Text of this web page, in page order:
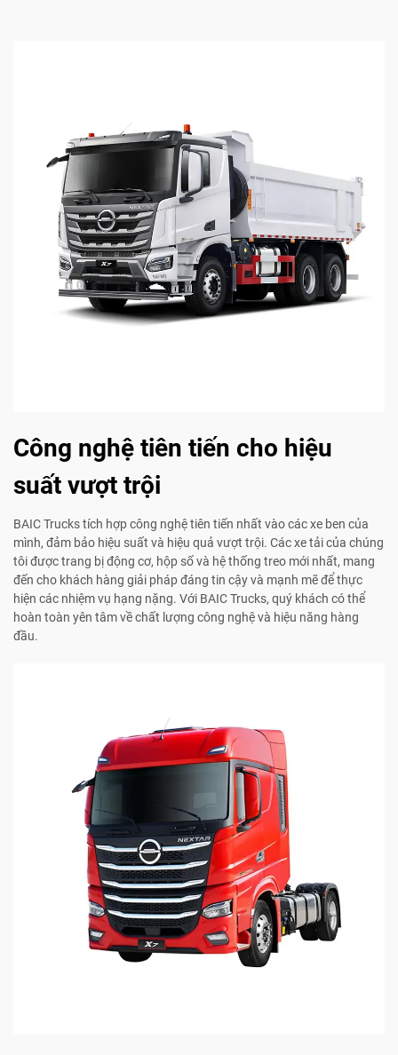
Công nghệ tiên tiến cho hiệu
suất vượt trội
BAIC Trucks tích hợp công nghệ tiên tiến nhất vào các xe ben của
mình, đảm bảo hiệu suất và hiệu quả vượt trội. Các xe tải của chúng
tôi được trang bị động cơ, hộp số và hệ thống treo mới nhất, mang
đến cho khách hàng giải pháp đáng tin cậy và mạnh mẽ để thực
hiện các nhiệm vụ hạng nặng. Với BAIC Trucks, quý khách có thể
hoàn toàn yên tâm về chất lượng công nghệ và hiệu năng hàng
đầu.